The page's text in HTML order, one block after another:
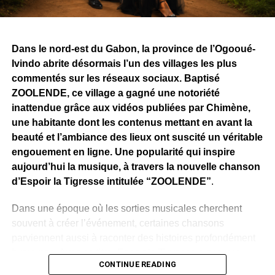
Dans le nord-est du Gabon, la province de l’Ogooué-
Ivindo abrite désormais l’un des villages les plus
commentés sur les réseaux sociaux. Baptisé
ZOOLENDE, ce village a gagné une notoriété
inattendue grâce aux vidéos publiées par Chimène,
une habitante dont les contenus mettant en avant la
beauté et l’ambiance des lieux ont suscité un véritable
engouement en ligne. Une popularité qui inspire
aujourd’hui la musique, à travers la nouvelle chanson
d’Espoir la Tigresse intitulée “ZOOLENDE”.
Dans une époque où les sorties musicales cherchent
souvent à créer l’événement, certaines chansons
humaines. Avec ce titre, Espoir la Tigresse signe une
œuvre à la fois musicale, culturelle et identitaire, inspirée
CONTINUE READING